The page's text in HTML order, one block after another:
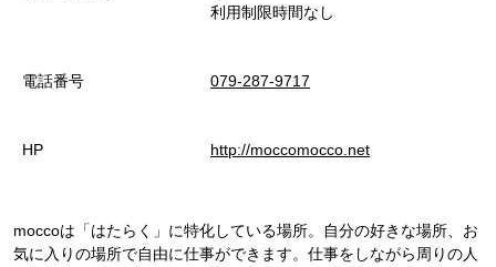
利用制限時間なし
電話番号 079-287-9717
HP http://moccomocco.net
moccoは「はたらく」に特化している場所。自分の好きな場所、お
気に入りの場所で自由に仕事ができます。仕事をしながら周りの人